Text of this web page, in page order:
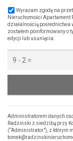
Wyrażam zgodę na
Nieruchomości
działalnością pośrednictwa
zostałem poinformowany o
edycji lub usunięcia.
Administratorem danych
Radziński z siedzibą przy
(“Administrator”), z którym